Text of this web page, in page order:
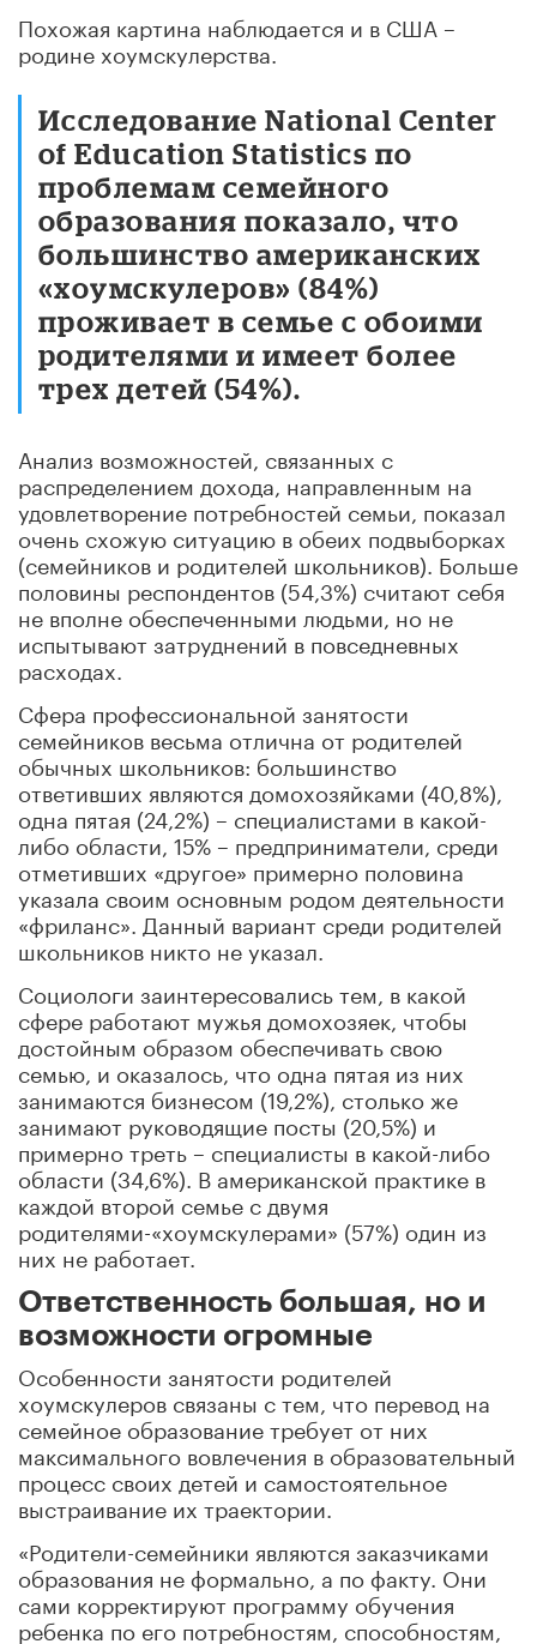
Похожая картина наблюдается и в США –
родине хоумскулерства.
Исследование National Center
of Education Statistics по
проблемам семейного
образования показало, что
большинство американских
«хоумскулеров» (84%)
проживает в семье с обоими
родителями и имеет более
трех детей (54%).
Анализ возможностей, связанных с
распределением дохода, направленным на
удовлетворение потребностей семьи, показал
очень схожую ситуацию в обеих подвыборках
(семейников и родителей школьников). Больше
половины респондентов (54,3%) считают себя
не вполне обеспеченными людьми, но не
испытывают затруднений в повседневных
расходах.
Сфера профессиональной занятости
семейников весьма отлична от родителей
обычных школьников: большинство
ответивших являются домохозяйками (40,8%),
одна пятая (24,2%) – специалистами в какой-
либо области, 15% – предприниматели, среди
отметивших «другое» примерно половина
указала своим основным родом деятельности
«фриланс». Данный вариант среди родителей
школьников никто не указал.
Социологи заинтересовались тем, в какой
сфере работают мужья домохозяек, чтобы
достойным образом обеспечивать свою
семью, и оказалось, что одна пятая из них
занимаются бизнесом (19,2%), столько же
занимают руководящие посты (20,5%) и
примерно треть – специалисты в какой-либо
области (34,6%). В американской практике в
каждой второй семье с двумя
родителями-«хоумскулерами» (57%) один из
них не работает.
Ответственность большая, но и
возможности огромные
Особенности занятости родителей
хоумскулеров связаны с тем, что перевод на
семейное образование требует от них
максимального вовлечения в образовательный
процесс своих детей и самостоятельное
выстраивание их траектории.
«Родители-семейники являются заказчиками
образования не формально, а по факту. Они
сами корректируют программу обучения
ребенка по его потребностям, способностям,